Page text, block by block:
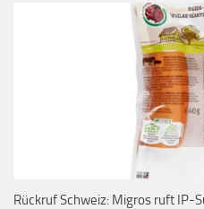
Rückruf Schweiz: Migros ruft IP-